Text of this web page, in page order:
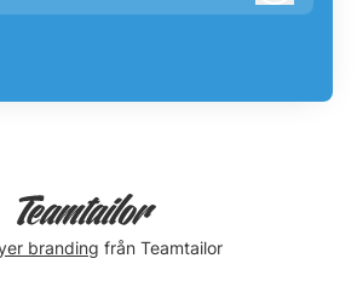
branding från Teamtailor